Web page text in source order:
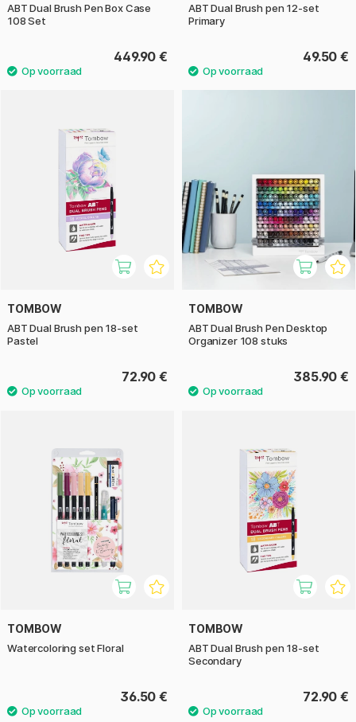
ABT Dual Brush Pen Box Case
108 Set
449.90 €
ABT Dual Brush pen 12-set
Primary
49.50 €
TOMBOW
ABT Dual Brush pen 18-set
Pastel
72.90 €
TOMBOW
ABT Dual Brush Pen Desktop
Organizer 108 stuks
385.90 €
TOMBOW
Watercoloring set Floral
36.50 €
TOMBOW
ABT Dual Brush pen 18-set
Secondary
72.90 €